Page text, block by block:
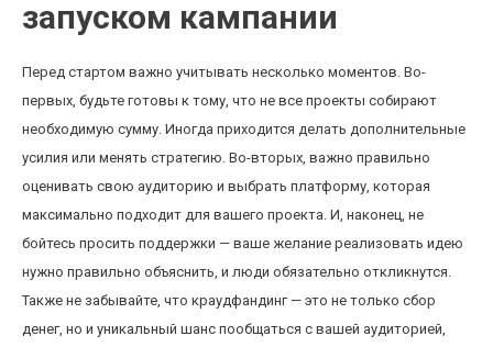
запуском кампании
Перед стартом важно учитывать несколько моментов. Во-
первых, будьте готовы к тому, что не все проекты собирают
необходимую сумму. Иногда приходится делать дополнительные
усилия или менять стратегию. Во-вторых, важно правильно
оценивать свою аудиторию и выбрать платформу, которая
максимально подходит для вашего проекта. И, наконец, не
бойтесь просить поддержки — ваше желание реализовать идею
нужно правильно объяснить, и люди обязательно откликнутся.
Также не забывайте, что краудфандинг — это не только сбор
денег, но и уникальный шанс пообщаться с вашей аудиторией,